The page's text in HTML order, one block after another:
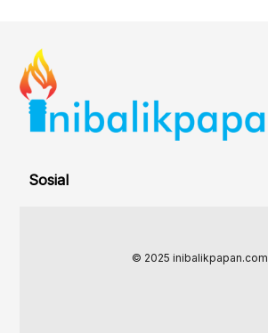
Sosial
© 2025 inibalikpapan.com